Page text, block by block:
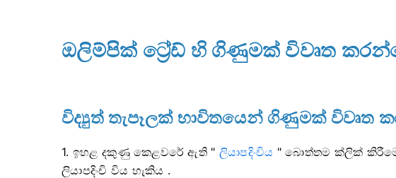
ඔලිම්පික් ට්‍රේඩ් හි ගිණුමක් විවෘත
විද්‍යුත් තැපෑලක් භාවිතයෙන් ගිණුමක් විවෘත
1. ඉහළ දකුණු කෙළවරේ ඇති " ලියාපදිංචිය " බොත්තම ක්ලික්
ලියාපදිංචි විය හැකිය .